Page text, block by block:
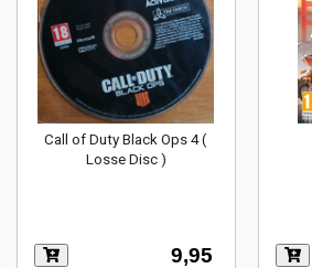
Call of Duty Black Ops 4 (
Losse Disc )
9,95